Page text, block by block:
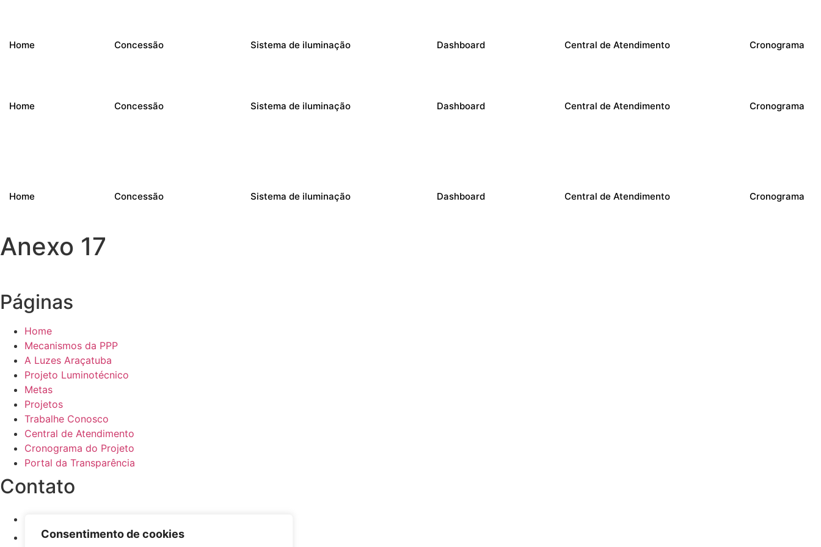
Consentimento de cookies
conteúdo
Home Concessão Sistema de iluminação Dashboard Central de Atendimento Cronograma
Home Concessão Sistema de iluminação Dashboard Central de Atendimento Cronograma
Home Concessão Sistema de iluminação Dashboard Central de Atendimento Cronograma
Anexo 17
Páginas
Home
Mecanismos da PPP
A Luzes Araçatuba
Projeto Luminotécnico
Metas
Projetos
Trabalhe Conosco
Central de Atendimento
Cronograma do Projeto
Portal da Transparência
Contato
0800-806-4641